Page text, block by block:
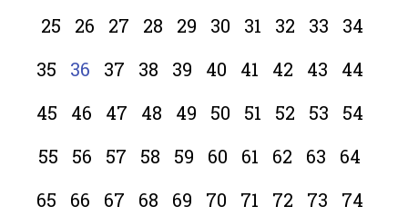
25
26 27 28 29 30 31 32 33
34
35
36 37 38 39 40 41 42 43
44
45
46 47 48 49 50 51 52 53
54
55
56 57 58 59 60 61 62 63
64
65
66 67 68 69 70 71 72 73
74